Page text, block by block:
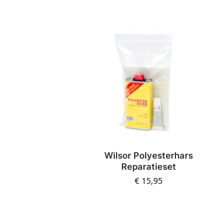
Wilsor Polyesterhars
Reparatieset
€15,95